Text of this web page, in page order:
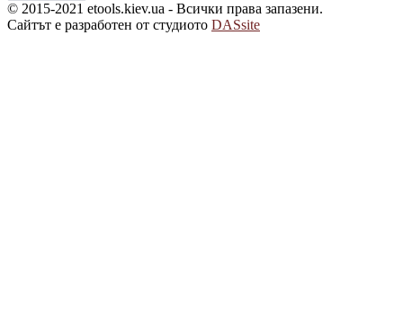
© 2015-2021 etools.kiev.ua - Всички права запазени.
Сайтът е разработен от студиото DASsite